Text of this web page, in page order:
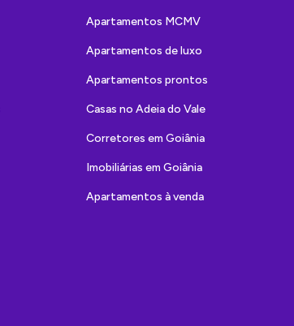
Apartamentos MCMV
Apartamentos de luxo
Apartamentos prontos
Casas no Adeia do Vale
Corretores em Goiânia
Imobiliárias em Goiânia
Apartamentos à venda